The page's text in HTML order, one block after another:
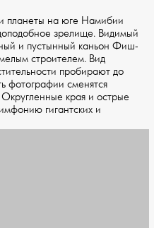
планеты на юге Намибии
зрелище. Видимый
и пустынный каньон Фиш-
строителем. Вид
пробирают до
фотографии сменятся
Округленные края и острые
гигантских и